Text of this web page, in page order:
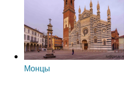
Монцы